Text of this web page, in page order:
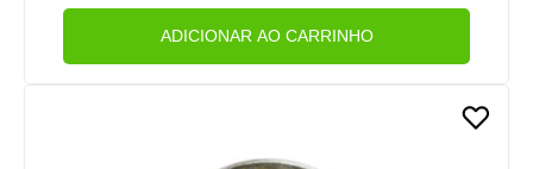
ADICIONAR AO CARRINHO